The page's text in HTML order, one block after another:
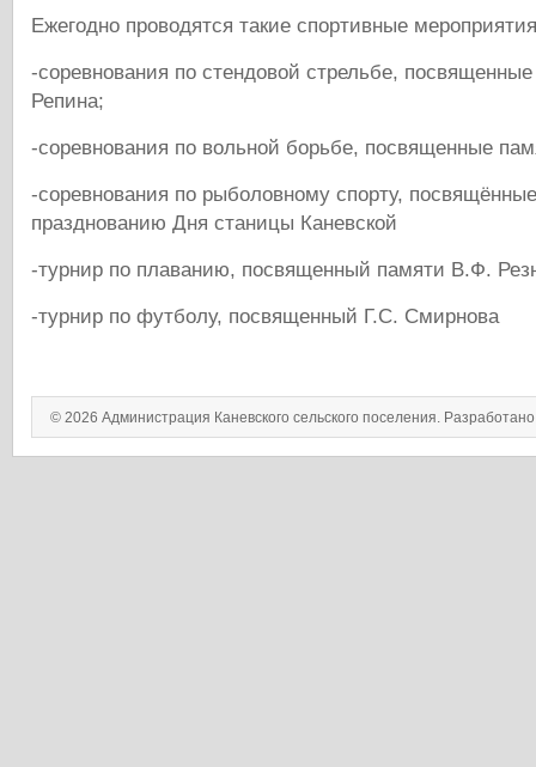
Ежегодно проводятся такие спортивные
-соревнования по стендовой стрельбе,
Репина;
-соревнования по вольной борьбе, посвященные
-соревнования по рыболовному спорту,
празднованию Дня станицы Каневской
-турнир по плаванию, посвященный памяти В.Ф.
-турнир по футболу, посвященный Г.С. Смирнова
© 2026 Администрация Каневского сельского поселения.